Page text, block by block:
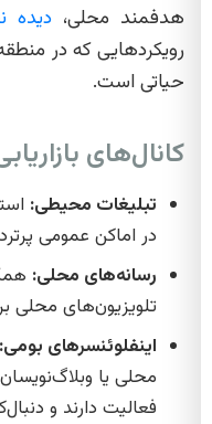
هدفمند محلی، دیده
رویکردهایی که در
حیاتی است.
کانال‌های
تبلیغات محیطی:
در اماکن عمومی
رسانه‌های محلی:
تلویزیون‌های محلی
اینفلوئنسرهای بومی:
محلی یا
فعالیت دارند و